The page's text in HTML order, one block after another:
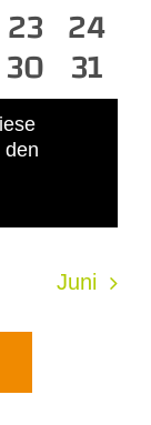
0
23 0
24
0
30 0
31
den
Juni